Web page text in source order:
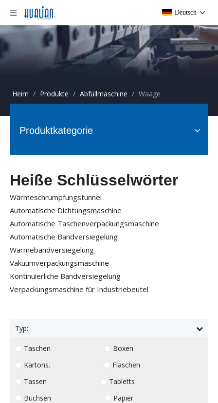
Deutsch
Heim / Produkte / Abfüllmaschine / Waage
Produktkategorie
Heiße Schlüsselwörter
Wärmeschrumpfungstunnel
Automatische Dichtungsmaschine
Automatische Taschenverpackungsmaschine
Automatische Bandversiegelung
Wärmebandversiegelung
Vakuumverpackungsmaschine
Kontinuierliche Bandversiegelung
Verpackungsmaschine für Industriebeutel
Typ:
Taschen
Boxen
Kartons.
Flaschen
Tassen
Tabletts
Büchsen
Papier